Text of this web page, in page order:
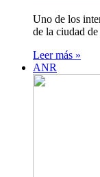
Uno de los
de la ciudad
Leer más »
ANR